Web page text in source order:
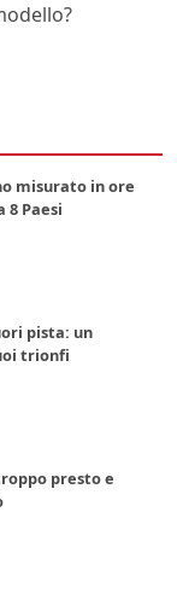
misurato in ore
Paesi
pista: un
trionfi
presto e